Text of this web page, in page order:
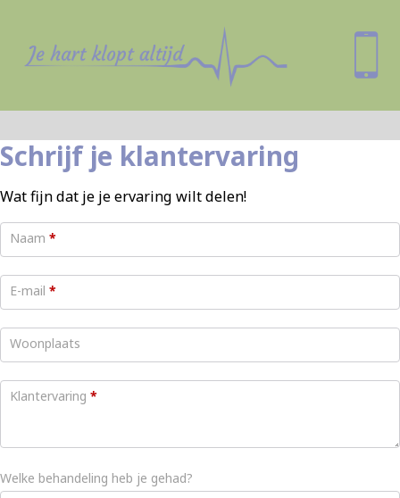
Schrijf je klantervaring
Wat fijn dat je je ervaring wilt delen!
Naam *
E-mail *
Woonplaats
Klantervaring *
Welke behandeling heb je gehad?